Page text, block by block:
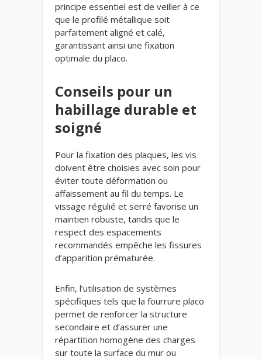
principe essentiel est de veiller à ce
que le profilé métallique soit
parfaitement aligné et calé,
garantissant ainsi une fixation
optimale du placo.
Conseils pour un
habillage durable et
soigné
Pour la fixation des plaques, les vis
doivent être choisies avec soin pour
éviter toute déformation ou
affaissement au fil du temps. Le
vissage régulié et serré favorise un
maintien robuste, tandis que le
respect des espacements
recommandés empêche les fissures
d’apparition prématurée.
Enfin, l’utilisation de systèmes
spécifiques tels que la fourrure placo
permet de renforcer la structure
secondaire et d’assurer une
répartition homogène des charges
sur toute la surface du mur ou